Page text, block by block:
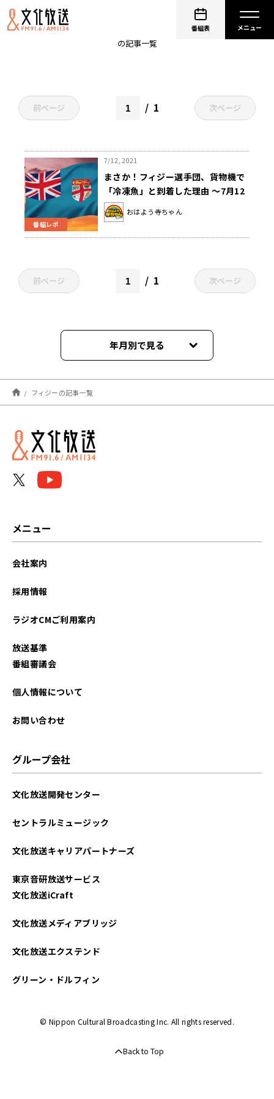
番組表
の記事一覧
前ページ 1 次ページ
番組レポ
7/12, 2021
まさか！フィジー選手団、貨物機で
「冷凍魚」と到着した理由 ～7月12
日「おはよう寺ちゃん」
おはよう寺ちゃん
前ページ 1 次ページ
年月別で見る
2021年07月
フィジーの記事一覧
メニュー
会社案内
採用情報
ラジオCMご利用案内
放送基準
番組審議会
個人情報について
お問い合わせ
グループ会社
文化放送開発センター
セントラルミュージック
文化放送キャリアパートナーズ
東京音研放送サービス
文化放送iCraft
文化放送メディアブリッジ
文化放送エクステンド
グリーン・ドルフィン
© Nippon Cultural Broadcasting Inc. All rights reserved.
Back to Top